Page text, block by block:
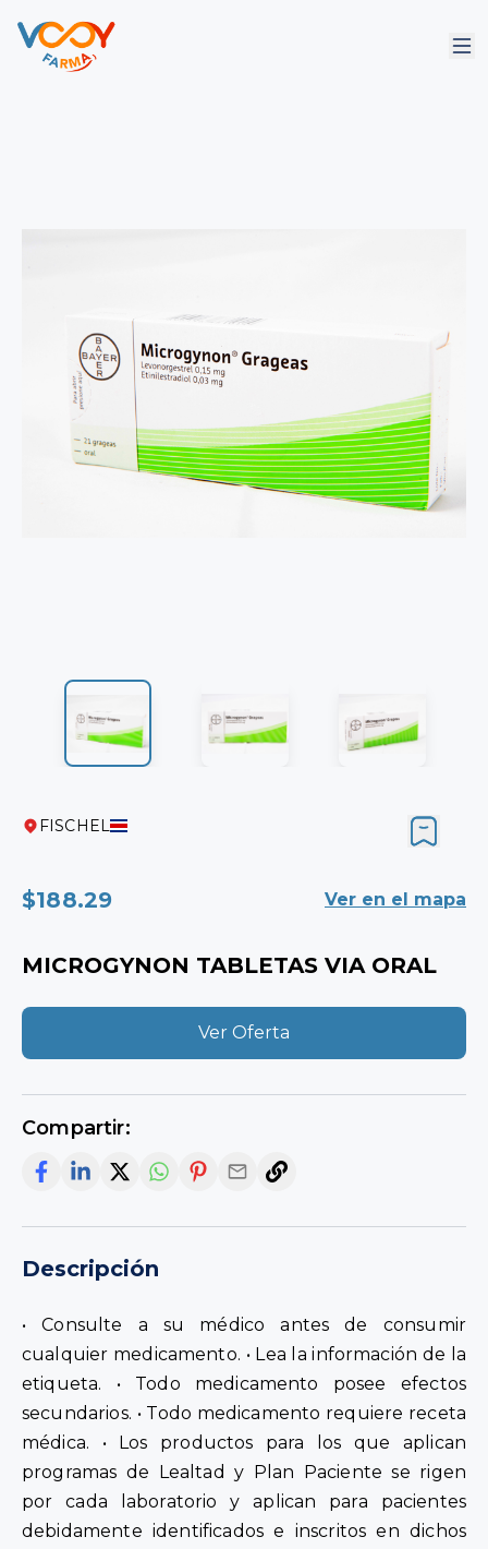
FISCHEL
$188.29 Ver en el mapa
MICROGYNON TABLETAS VIA ORAL
Ver Oferta
Compartir:
Descripción
• Consulte a su médico antes de consumir
cualquier medicamento. • Lea la información de la
etiqueta. • Todo medicamento posee efectos
secundarios. • Todo medicamento requiere receta
médica. • Los productos para los que aplican
programas de Lealtad y Plan Paciente se rigen
por cada laboratorio y aplican para pacientes
debidamente identificados e inscritos en dichos